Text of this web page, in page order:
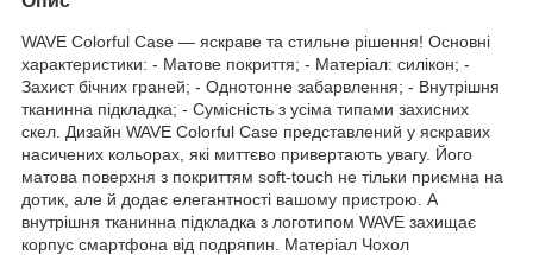
WAVE Colorful Case — яскраве та стильне рішення! Основні
характеристики: - Матове покриття; - Матеріал: силікон; -
Захист бічних граней; - Однотонне забарвлення; - Внутрішня
тканинна підкладка; - Сумісність з усіма типами захисних
скел. Дизайн WAVE Colorful Case представлений у яскравих
насичених кольорах, які миттєво привертають увагу. Його
матова поверхня з покриттям soft-touch не тільки приємна на
дотик, але й додає елегантності вашому пристрою. А
внутрішня тканинна підкладка з логотипом WAVE захищає
корпус смартфона від подряпин. Матеріал Чохол